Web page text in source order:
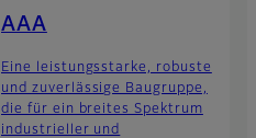
AAA
Eine leistungsstarke, robuste
und zuverlässige Baugruppe,
die für ein breites Spektrum
industrieller und